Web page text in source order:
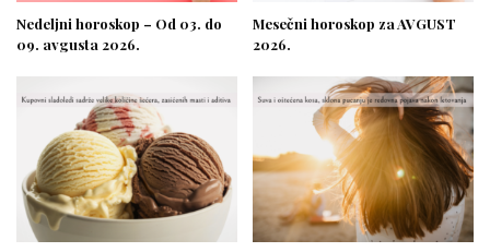
Nedeljni horoskop – Od 03. do
09. avgusta 2026.
Mesečni horoskop za AVGUST
2026.